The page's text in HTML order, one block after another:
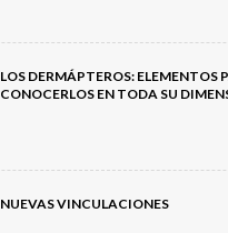
LOS DERMÁPTEROS: ELEMENTOS
CONOCERLOS EN TODA SU
NUEVAS VINCULACIONES